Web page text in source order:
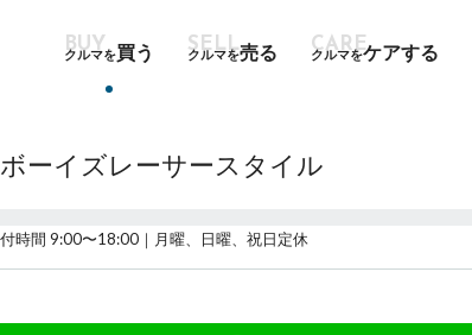
クルマを買う クルマを売る クルマをケアする
ーイズレーサースタイル
時間 9:00〜18:00｜月曜、日曜、祝日定休